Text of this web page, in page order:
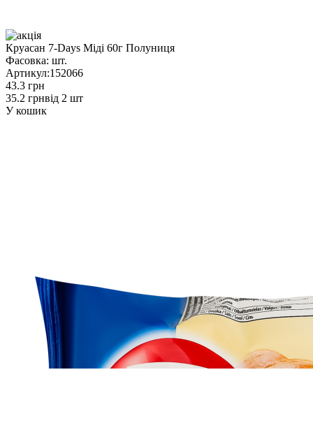
Круасан 7-Days Міді 60г Полуниця
Фасовка: шт.
Артикул:152066
43.3 грн
35.2 грнвід 2 шт
У кошик